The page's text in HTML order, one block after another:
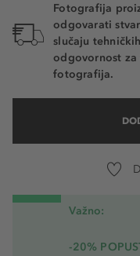
Fotografija
odgovarati
slučaju
odgovornost
fotografija.
Važno:
-20%